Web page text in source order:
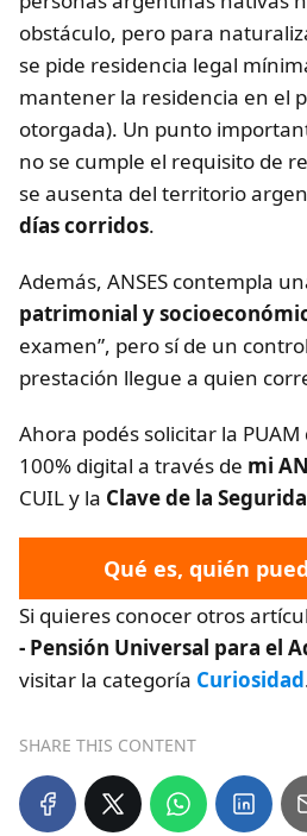
obstáculo, pero para
se pide residencia legal
mantener la residencia en el
otorgada). Un punto
no se cumple el requisito de
se ausenta del territorio
días corridos.
Además, ANSES contempla
patrimonial y
examen”, pero sí de un
prestación llegue a quien
Ahora podés solicitar la
100% digital a través de mi
CUIL y la Clave de la
Qué es, quién
Si quieres conocer otros
- Pensión Universal para el
visitar la categoría Curiosidad
SHARE THIS CONTENT